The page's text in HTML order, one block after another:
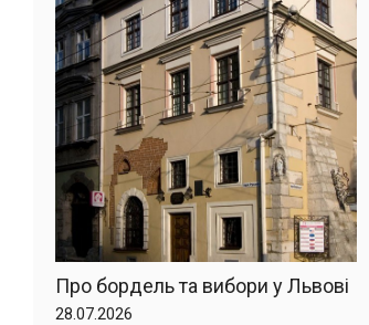
Про бордель та вибори у Львові
28.07.2026